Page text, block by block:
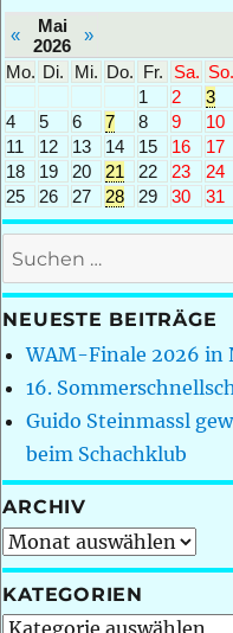
«
Mai
2026
»
Mo. Di. Mi. Do. Fr. Sa. So.
1
2
3
4
5 6 7 8 9
10
11
12 13 14 15 16
17
18
19 20 21 22 23
24
25
26 27 28 29 30 31
Suchen
nach:
NEUESTE BEITRÄGE
WAM-Finale 2026 in
16.
Guido Steinmassl
beim Schachklub
ARCHIV
Archiv
KATEGORIEN
Kategorien